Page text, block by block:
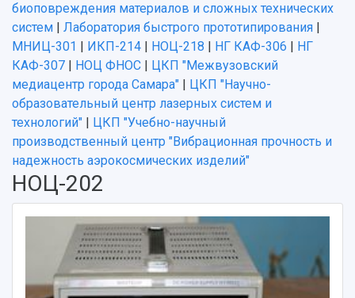
биоповреждения материалов и сложных технических
систем
Лаборатория быстрого прототипирования
МНИЦ-301
ИКП-214 НОЦ-218 НГ КАФ-306
НГ
КАФ-307
НОЦ ФНОС
ЦКП "Межвузовский
медиацентр города Самара"
ЦКП "Научно-
образовательный центр лазерных систем и
технологий"
ЦКП "Учебно-научный
производственный центр "Вибрационная прочность и
надежность аэрокосмических изделий"
НОЦ-202